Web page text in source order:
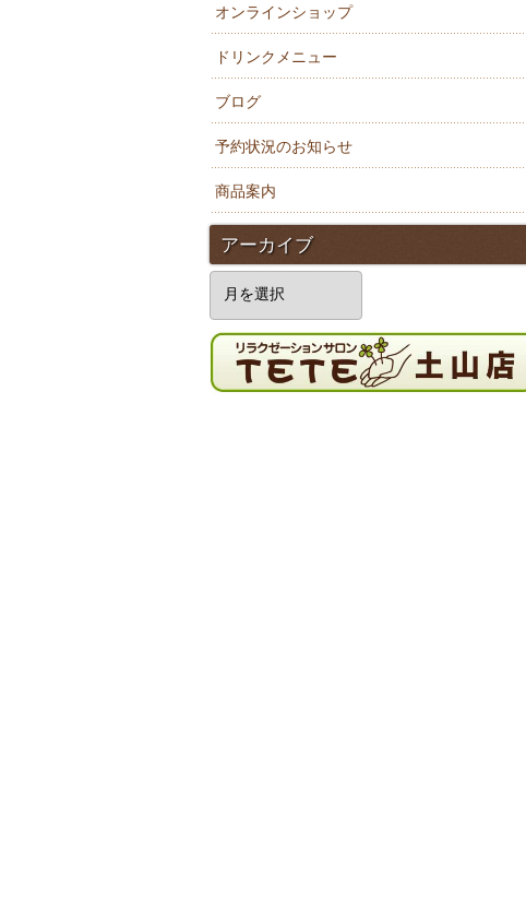
オンラインショップ
ドリンクメニュー
ブログ
予約状況のお知らせ
商品案内
アーカイブ
イ